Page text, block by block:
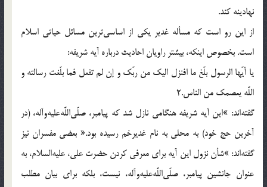
نهادينه كند.
از اين رو است كه مسأله غدير يكى از اساسى‌ترين مسائل حياتى اسلام
است. بخصوص اينكه، بيشتر راويان احاديث درباره آيه شريفه:
يا أيّها الرسول بلّغ ما افنزل اليك من ربّك و إن لم تفعل فما بلّغت رسالته و
اللَّه يعصمك من الناس.2
گفته‌اند: »اين آيه شريفه هنگامى نازل شد كه پيامبر، صلّى‌اللَّه‌عليه‌وآله، (در
آخرين حج خود) به محلى به نام غديرخم رسيده بود.« بعضى مفسران نيز
گفته‌اند: »شأن نزول اين آيه براى معرفى كردن حضرت على، عليه‌السلام، به
عنوان جانشين پيامبر، صلّى‌اللَّه‌عليه‌وآله، نيست، بلكه براى بيان مطلب